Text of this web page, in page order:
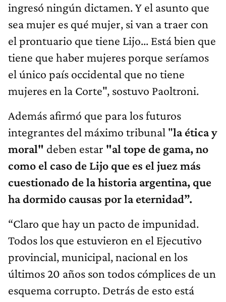
ingresó ningún dictamen. Y el asunto que
sea mujer es qué mujer, si van a traer con
el prontuario que tiene Lijo... Está bien que
tiene que haber mujeres porque seríamos
el único país occidental que no tiene
mujeres en la Corte", sostuvo Paoltroni.
Además afirmó que para los futuros
integrantes del máximo tribunal "laética y
moral" deben estar "al tope de gama, no
como el caso de Lijo que es el juez más
cuestionadode la historia argentina, que
ha dormido causas por la eternidad”.
“Claro que hay un pacto de impunidad.
Todos los que estuvieron en el Ejecutivo
provincial, municipal, nacional en los
últimos 20 años son todos cómplices de un
esquema corrupto. Detrás de esto está